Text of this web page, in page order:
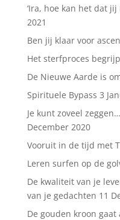
‘Ira, hoe kan het dat
2021
Ben jij klaar voor
Het sterfproces
De Nieuwe Aarde is
Spirituele Bypass 3
Je kunt zoveel
December 2020
Vooruit in de tijd met
Leren surfen op de
De kwaliteit van je
van je gedachten 11
De gouden kroon gaat